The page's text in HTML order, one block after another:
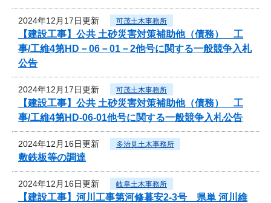
2024年12月17日更新 可茂土木事務所
【建設工事】公共 土砂災害対策補助他（債務） 工
事/工維4第HD－06－01－2他号に関する一般競争入札
公告
2024年12月17日更新 可茂土木事務所
【建設工事】公共 土砂災害対策補助他（債務） 工
事/工維4第HD-06-01他号に関する一般競争入札公告
2024年12月16日更新 多治見土木事務所
敷鉄板等の調達
2024年12月16日更新 岐阜土木事務所
【建設工事】河川工事第河修暮安2-3号 県単 河川維